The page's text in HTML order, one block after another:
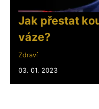
Jak přestat
váze?
Zdraví
03. 01. 2023